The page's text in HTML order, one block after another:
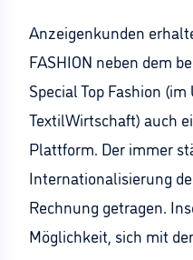
Anzeigenkunden
FASHION neben dem
Special Top Fashion
TextilWirtschaft) auch
Plattform. Der immer
Internationalisierung
Rechnung getragen.
Möglichkeit, sich mit